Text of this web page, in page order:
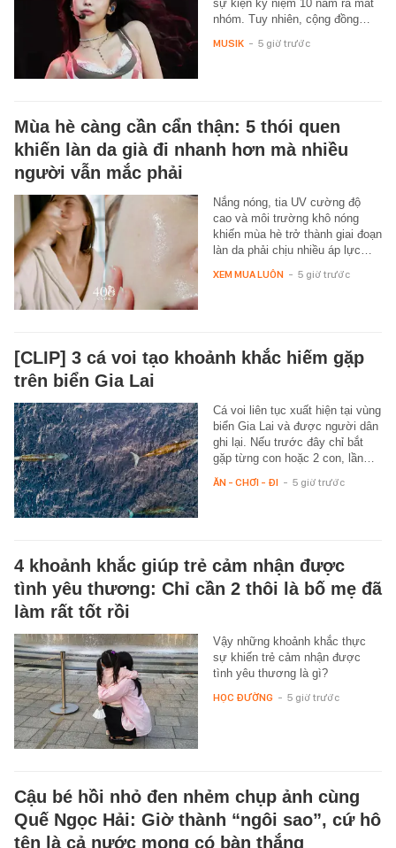
sự kiện kỷ niệm 10 năm ra mắt
nhóm. Tuy nhiên, cộng đồng…
MUSIK - 5 giờ trước
Mùa hè càng cần cẩn thận: 5 thói quen
khiến làn da già đi nhanh hơn mà nhiều
người vẫn mắc phải
Nắng nóng, tia UV cường độ
cao và môi trường khô nóng
khiến mùa hè trở thành giai đoạn
làn da phải chịu nhiều áp lực…
XEM MUA LUÔN - 5 giờ trước
[CLIP] 3 cá voi tạo khoảnh khắc hiếm gặp
trên biển Gia Lai
Cá voi liên tục xuất hiện tại vùng
biển Gia Lai và được người dân
ghi lại. Nếu trước đây chỉ bắt
gặp từng con hoặc 2 con, lần…
ĂN - CHƠI - ĐI - 5 giờ trước
4 khoảnh khắc giúp trẻ cảm nhận được
tình yêu thương: Chỉ cần 2 thôi là bố mẹ đã
làm rất tốt rồi
Vậy những khoảnh khắc thực
sự khiến trẻ cảm nhận được
tình yêu thương là gì?
HỌC ĐƯỜNG - 5 giờ trước
Cậu bé hồi nhỏ đen nhẻm chụp ảnh cùng
Quế Ngọc Hải: Giờ thành “ngôi sao”, cứ hô
tên là cả nước mong có bàn thắng